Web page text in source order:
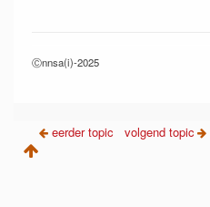
Ⓒnnsa(i)-2025
eerder topic volgend topic